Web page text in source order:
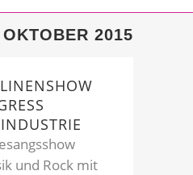
OKTOBER 2015
und Rock mit